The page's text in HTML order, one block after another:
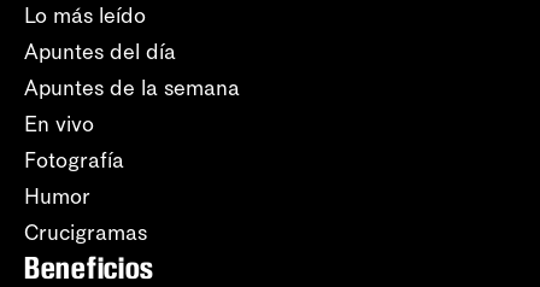
Lo más leído
Apuntes del día
Apuntes de la semana
En vivo
Fotografía
Humor
Crucigramas
Beneficios